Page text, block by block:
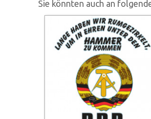
Sie könnten auch an